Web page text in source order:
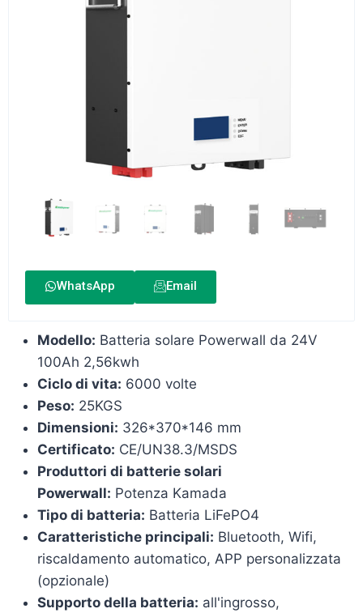
WhatsApp Email
Modello: Batteria solare Powerwall da 24V
100Ah 2,56kwh
Ciclo di vita: 6000 volte
Peso: 25KGS
Dimensioni: 326*370*146 mm
Certificato: CE/UN38.3/MSDS
Produttori di batterie solari
Powerwall: Potenza Kamada
Tipo di batteria: Batteria LiFePO4
Caratteristiche principali: Bluetooth, Wifi,
riscaldamento automatico, APP personalizzata
(opzionale)
Supporto della batteria: all'ingrosso,